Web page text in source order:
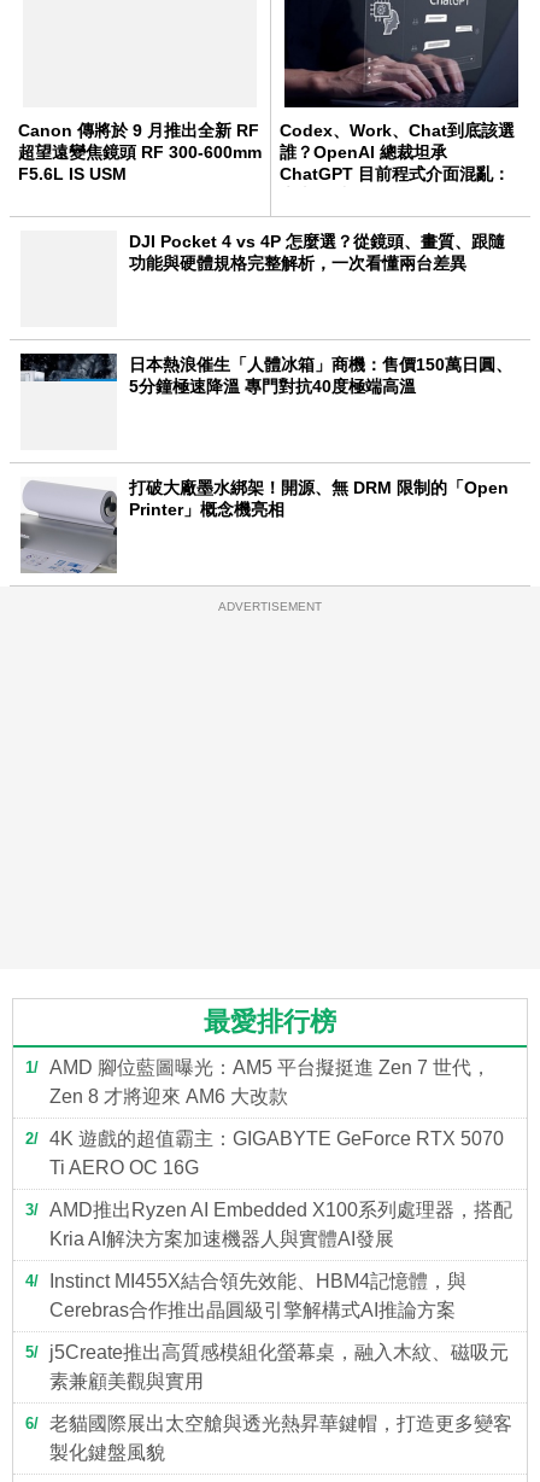
Canon 傳將於 9 月推出全新 RF
超望遠變焦鏡頭 RF 300-600mm
F5.6L IS USM
Codex、Work、Chat到底該選
誰？OpenAI 總裁坦承
ChatGPT 目前程式介面混亂：
DJI Pocket 4 vs 4P 怎麼選？從鏡頭、畫質、跟隨
功能與硬體規格完整解析，一次看懂兩台差異
日本熱浪催生「人體冰箱」商機：售價150萬日圓、
5分鐘極速降溫 專門對抗40度極端高溫
打破大廠墨水綁架！開源、無 DRM 限制的「Open
Printer」概念機亮相
ADVERTISEMENT
最愛排行榜
1
AMD 腳位藍圖曝光：AM5 平台擬挺進 Zen 7 世代，
Zen 8 才將迎來 AM6 大改款
2
4K 遊戲的超值霸主：GIGABYTE GeForce RTX 5070
Ti AERO OC 16G
3
AMD推出Ryzen AI Embedded X100系列處理器，搭配
Kria AI解決方案加速機器人與實體AI發展
4
Instinct MI455X結合領先效能、HBM4記憶體，與
Cerebras合作推出晶圓級引擎解構式AI推論方案
5
j5Create推出高質感模組化螢幕桌，融入木紋、磁吸元
素兼顧美觀與實用
6
老貓國際展出太空艙與透光熱昇華鍵帽，打造更多變客
製化鍵盤風貌